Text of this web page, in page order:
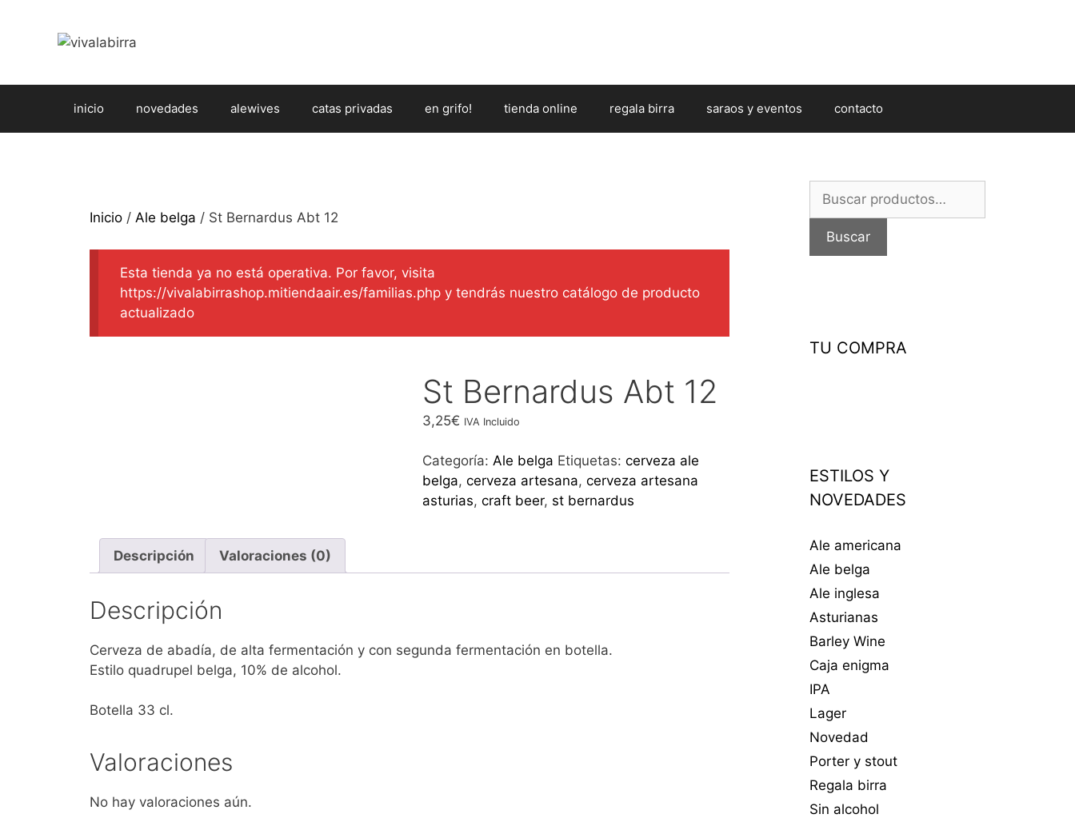
contenido
inicio novedades alewives catas privadas en grifo! tienda online regala birra saraos y eventos contacto
Inicio / Ale belga / St Bernardus Abt 12
Esta tienda ya no está operativa. Por favor, visita
https://vivalabirrashop.mitiendaair.es/familias.php y tendrás nuestro catálogo de producto
actualizado
St Bernardus Abt 12
3,25€ IVA Incluido
Categoría: Ale belga Etiquetas: cerveza ale
belga, cerveza artesana, cerveza artesana
asturias, craft beer, st bernardus
Descripción Valoraciones (0)
Descripción
Cerveza de abadía, de alta fermentación y con segunda fermentación en botella.
Estilo quadrupel belga, 10% de alcohol.
Botella 33 cl.
Valoraciones
No hay valoraciones aún.
por:
Buscar
TU COMPRA
ESTILOS Y
NOVEDADES
Ale americana
Ale belga
Ale inglesa
Asturianas
Barley Wine
Caja enigma
IPA
Lager
Novedad
Porter y stout
Regala birra
Sin alcohol